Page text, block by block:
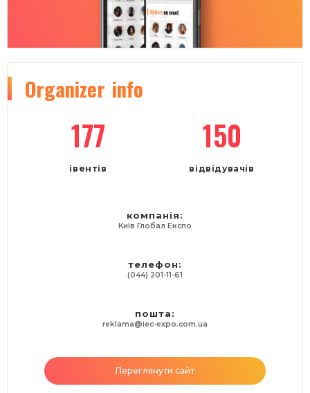
Organizer info
177
івентів
150
відвідувачів
компанія:
Київ Глобал Експо
телефон:
(044) 201-11-61
пошта:
reklama@iec-expo.com.ua
Переглянути сайт